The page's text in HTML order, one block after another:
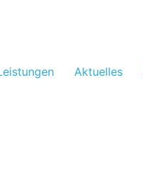
Aktuelles